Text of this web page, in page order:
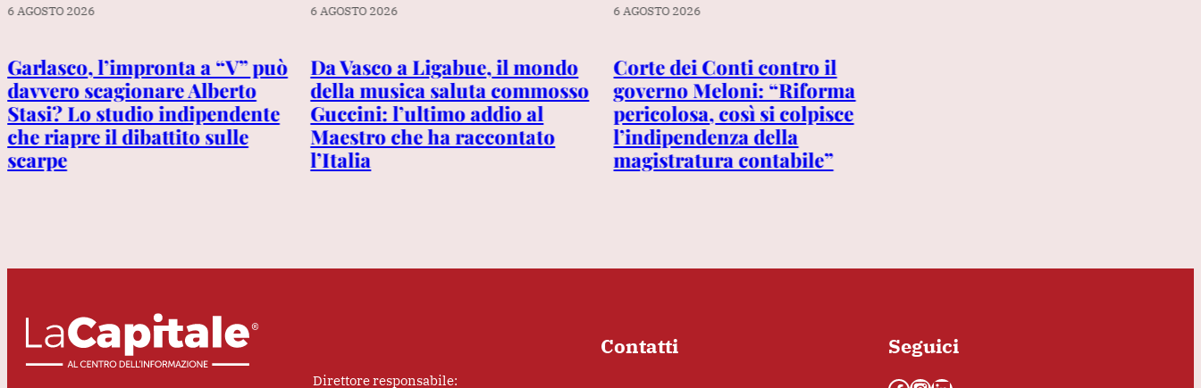
6 AGOSTO 2026
Garlasco, l’impronta a “V” può
davvero scagionare Alberto
Stasi? Lo studio indipendente
che riapre il dibattito sulle
scarpe
6 AGOSTO 2026
Da Vasco a Ligabue, il mondo
della musica saluta commosso
Guccini: l’ultimo addio al
Maestro che ha raccontato
l’Italia
6 AGOSTO 2026
Corte dei Conti contro il
governo Meloni: “Riforma
pericolosa, così si colpisce
l’indipendenza della
magistratura contabile”
Direttore responsabile:
Contatti Seguici